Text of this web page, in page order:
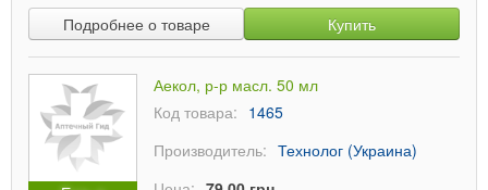
Подробнее о товаре Купить
Аекол, р-р масл. 50 мл
Код товара: 1465
Производитель: Технолог (Украина)